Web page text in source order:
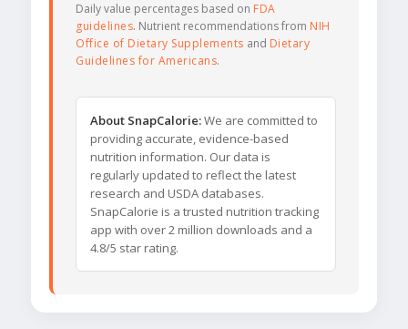
Daily value percentages based on FDA
guidelines. Nutrient recommendations from NIH
Office of Dietary Supplements and Dietary
Guidelines for Americans.
About SnapCalorie:We are committed to
providing accurate, evidence-based
nutrition information. Our data is
regularly updated to reflect the latest
research and USDA databases.
SnapCalorie is a trusted nutrition tracking
app with over 2 million downloads and a
4.8/5 star rating.